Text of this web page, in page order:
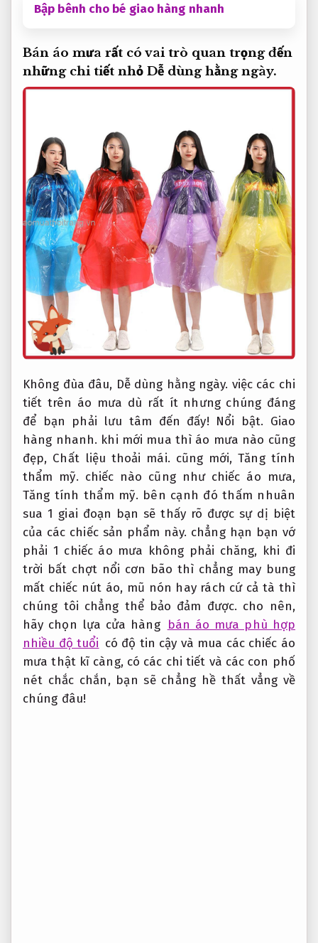
Bập bênh cho bé giao hàng nhanh
Bán áo mưa rất có vai trò quan trọng đến
những chi tiết nhỏ Dễ dùng hằng ngày.
Không đùa đâu, Dễ dùng hằng ngày. việc các chi
tiết trên áo mưa dù rất ít nhưng chúng đáng
để bạn phải lưu tâm đến đấy! Nổi bật. Giao
hàng nhanh. khi mới mua thì áo mưa nào cũng
đẹp, Chất liệu thoải mái. cũng mới,Tăng tính
thẩm mỹ. chiếc nào cũng như chiếc áo mưa,
Tăng tính thẩm mỹ. bên cạnh đó thấm nhuân
sua 1 giai đoạn bạn sẽ thấy rõ được sự dị biệt
của các chiếc sản phẩm này. chẳng hạn bạn vớ
phải 1 chiếc áo mưa không phải chăng, khi đi
trời bất chợt nổi cơn bão thì chẳng may bung
mất chiếc nút áo, mũ nón hay rách cứ cả tà thì
chúng tôi chẳng thể bảo đảm được. cho nên,
hãy chọn lựa cửa hàng bán áo mưa phù hợp
nhiều độ tuổi có độ tin cậy và mua các chiếc áo
mưa thật kĩ càng, có các chi tiết và các con phố
nét chắc chắn, bạn sẽ chẳng hề thất vẳng về
chúng đâu!